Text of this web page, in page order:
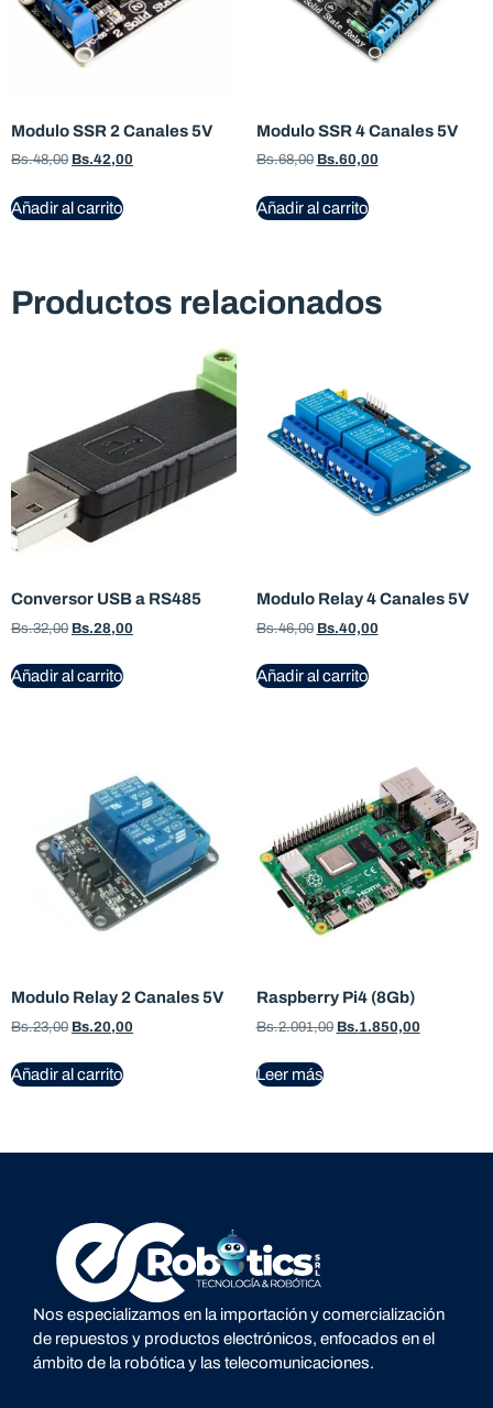
Modulo SSR 2 Canales 5V
Bs.48,00 Bs.42,00
Añadir al carrito
Modulo SSR 4 Canales 5V
Bs.68,00 Bs.60,00
Añadir al carrito
Productos relacionados
Conversor USB a RS485
Bs.32,00 Bs.28,00
Añadir al carrito
Modulo Relay 4 Canales 5V
Bs.46,00 Bs.40,00
Añadir al carrito
Modulo Relay 2 Canales 5V
Bs.23,00 Bs.20,00
Añadir al carrito
Raspberry Pi4 (8Gb)
Bs.2.091,00 Bs.1.850,00
Leer más
Nos especializamos en la importación y comercialización
de repuestos y productos electrónicos, enfocados en el
ámbito de la robótica y las telecomunicaciones.
Bienvenido a ECROBOTICS!!!
Actualmente estamos actualizando nuestros productos,